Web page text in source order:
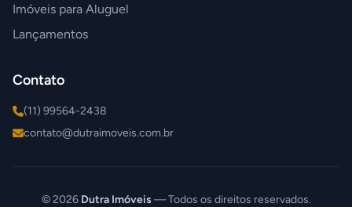
Imóveis para Aluguel
Lançamentos
Contato
(11) 99564-2438
contato@dutraimoveis.com.br
© 2026 Dutra Imóveis — Todos os direitos reservados.